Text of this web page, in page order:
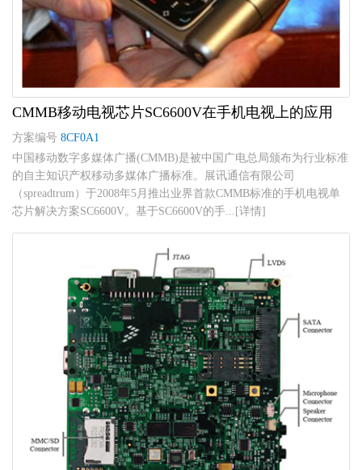
CMMB移动电视芯片SC6600V在手机电视上的应用
方案编号 8CF0A1
中国移动数字多媒体广播(CMMB)是被中国广电总局颁布为行业标准
的自主知识产权移动多媒体广播标准。展讯通信有限公司
（spreadtrum）于2008年5月推出业界首款CMMB标准的手机电视单
芯片解决方案SC6600V。基于SC6600V的手...[详情]